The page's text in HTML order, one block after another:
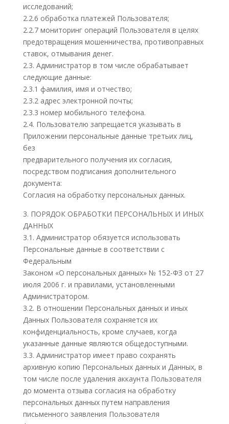
исследований;
2.2.6 обработка платежей Пользователя;
2.2.7 мониторинг операций Пользователя в целях
предотвращения мошенничества, противоправных
ставок, отмывания денег.
2.3. Администратор в том числе обрабатывает
следующие данные:
2.3.1 фамилия, имя и отчество;
2.3.2 адрес электронной почты;
2.3.3 номер мобильного телефона.
2.4. Пользователю запрещается указывать в
Приложении персональные данные третьих лиц,
без
предварительного получения их согласия,
посредством подписания дополнительного
документа:
Согласия на обработку персональных данных.
3. ПОРЯДОК ОБРАБОТКИ ПЕРСОНАЛЬНЫХ И ИНЫХ
ДАННЫХ
3.1. Администратор обязуется использовать
Персональные данные в соответствии с
Федеральным
Законом «О персональных данных» № 152-ФЗ от 27
июля 2006 г. и правилами, установленными
Администратором.
3.2. В отношении Персональных данных и иных
Данных Пользователя сохраняется их
конфиденциальность, кроме случаев, когда
указанные данные являются общедоступными.
3.3. Администратор имеет право сохранять
архивную копию Персональных данных и Данных, в
том числе после удаления аккаунта Пользователя
до момента отзыва согласия на обработку
персональных данных путем направления
письменного заявления Пользователя